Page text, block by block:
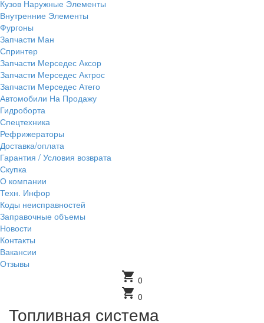
Кузов Наружные Элементы
Внутренние Элементы
Фургоны
Запчасти Ман
Спринтер
Запчасти Мерседес Аксор
Запчасти Мерседес Актрос
Запчасти Мерседес Атего
Автомобили На Продажу
Гидроборта
Спецтехника
Рефрижераторы
Доставка/оплата
Гарантия / Условия возврата
Скупка
О компании
Техн. Инфор
Коды неисправностей
Заправочные объемы
Новости
Контакты
Вакансии
Отзывы
shopping_cart 0
shopping_cart 0
Топливная система